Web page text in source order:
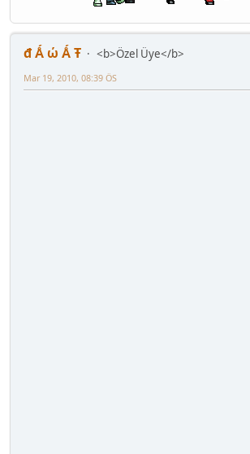
đ Ǻ ώ Ǻ Ŧ
<b>Özel Üye</b>
Mar 19, 2010, 08:39 ÖS